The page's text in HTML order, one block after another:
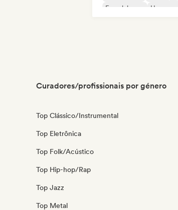
French house
Hyperpop
Curadores/profissionais por género
Top Clássico/Instrumental
Top Eletrônica
Top Folk/Acústico
Top Hip-hop/Rap
Top Jazz
Top Metal